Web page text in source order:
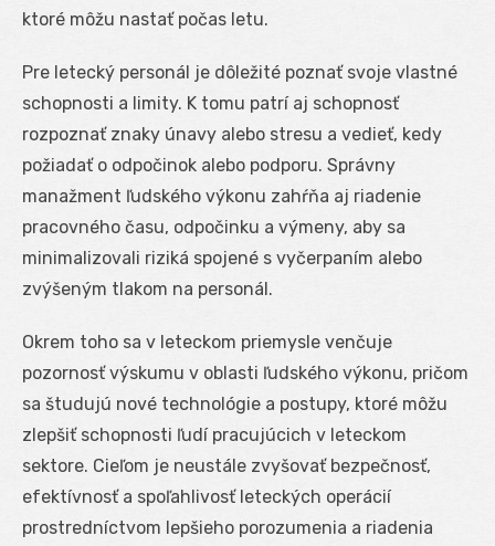
ktoré môžu nastať počas letu.
Pre letecký personál je dôležité poznať svoje vlastné
schopnosti a limity. K tomu patrí aj schopnosť
rozpoznať znaky únavy alebo stresu a vedieť, kedy
požiadať o odpočinok alebo podporu. Správny
manažment ľudského výkonu zahŕňa aj riadenie
pracovného času, odpočinku a výmeny, aby sa
minimalizovali riziká spojené s vyčerpaním alebo
zvýšeným tlakom na personál.
Okrem toho sa v leteckom priemysle venčuje
pozornosť výskumu v oblasti ľudského výkonu, pričom
sa študujú nové technológie a postupy, ktoré môžu
zlepšiť schopnosti ľudí pracujúcich v leteckom
sektore. Cieľom je neustále zvyšovať bezpečnosť,
efektívnosť a spoľahlivosť leteckých operácií
prostredníctvom lepšieho porozumenia a riadenia